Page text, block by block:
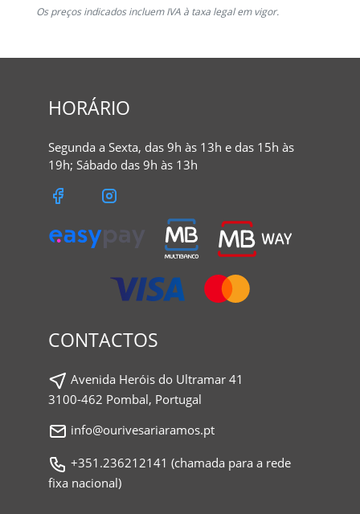
Os preços indicados incluem IVA à taxa legal em vigor.
HORÁRIO
Segunda a Sexta, das 9h às 13h e das 15h às
19h; Sábado das 9h às 13h
CONTACTOS
Avenida Heróis do Ultramar 41
3100-462 Pombal, Portugal
info@ourivesariaramos.pt
+351.236212141 (chamada para a rede
fixa nacional)